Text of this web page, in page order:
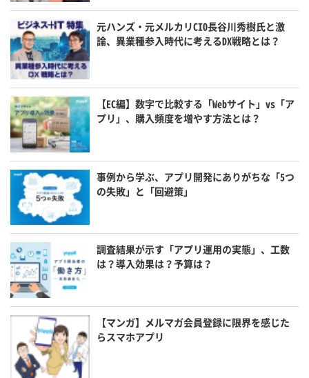
元ハンズ・元メルカリCIO長谷川秀樹氏と激
論、異業種参入時代に考えるDX戦略とは？
【EC編】数字で比較する「Webサイト」vs「ア
プリ」、購入頻度を増やす方法とは？
事例から学ぶ、アプリ開発にありがちな「5つ
の失敗」と「回避策」
調査結果が示す「アプリ運用の実態」、工数
は？導入効果は？予算は？
【マンガ】メルマガ会員登録に限界を感じた
らスマホアプリ